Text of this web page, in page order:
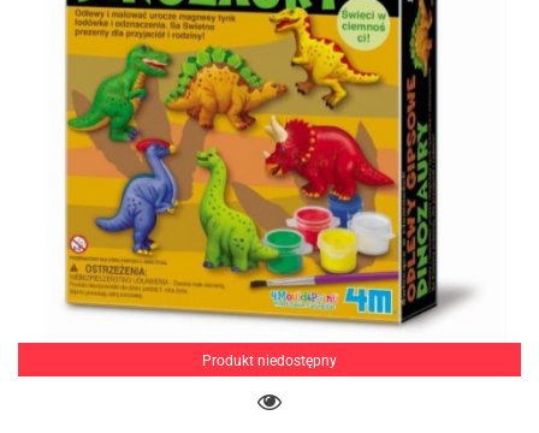
Produkt niedostępny